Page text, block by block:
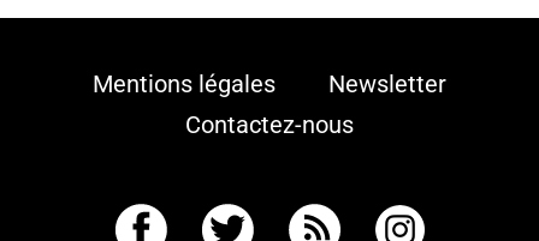
Mentions légales
Newsletter
Contactez-nous